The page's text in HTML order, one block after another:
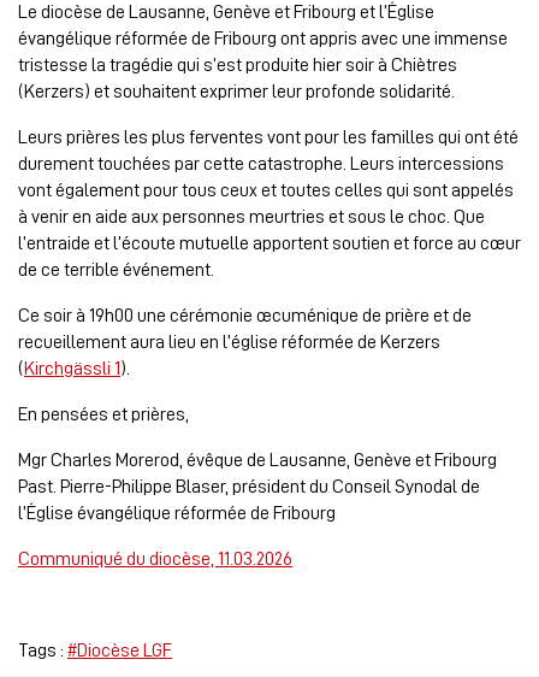
Le diocèse de Lausanne, Genève et Fribourg et l’Église
évangélique réformée de Fribourg ont appris avec une immense
tristesse la tragédie qui s’est produite hier soir à Chiètres
(Kerzers) et souhaitent exprimer leur profonde solidarité.
Leurs prières les plus ferventes vont pour les familles qui ont été
durement touchées par cette catastrophe. Leurs intercessions
vont également pour tous ceux et toutes celles qui sont appelés
à venir en aide aux personnes meurtries et sous le choc. Que
l’entraide et l’écoute mutuelle apportent soutien et force au cœur
de ce terrible événement.
Ce soir à 19h00 une cérémonie œcuménique de prière et de
recueillement aura lieu en l’église réformée de Kerzers
( Kirchgässli 1).
En pensées et prières,
Mgr Charles Morerod, évêque de Lausanne, Genève et Fribourg
Past. Pierre-Philippe Blaser, président du Conseil Synodal de
l’Église évangélique réformée de Fribourg
Communiqué du diocèse, 11.03.2026
Tags : #Diocèse LGF